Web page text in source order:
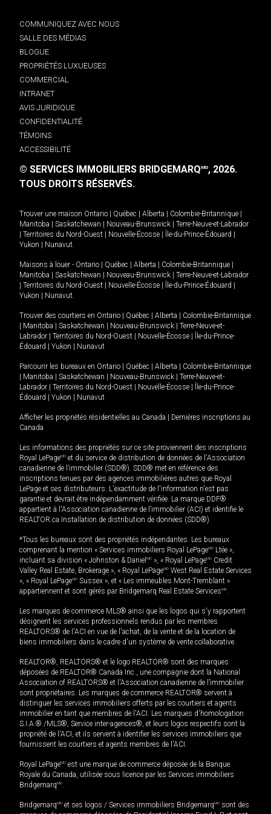
COMMUNIQUEZ AVEC NOUS
SALLE DES MÉDIAS
BLOGUE
PROPRIÉTÉS LUXUEUSES
COMMERCIAL
INTRANET
AVIS JURIDIQUE
CONFIDENTIALITÉ
TÉMOINS
ACCESSIBILITÉ
© SERVICES IMMOBILIERS BRIDGEMARQMD, 2026.
TOUS DROITS RÉSERVÉS.
Trouver une maison Ontario Québec Alberta Colombie-Britannique
Manitoba
Saskatchewan Nouveau-Brunswick
Terre-Neuve-et-Labrador
Territoires du Nord-Ouest Nouvelle-Écosse Île-du-Prince-Édouard
Yukon
Nunavut.
Maisons à louer - Ontario Québec Alberta Colombie-Britannique
Manitoba
Saskatchewan Nouveau-Brunswick
Terre-Neuve-et-Labrador
Territoires du Nord-Ouest Nouvelle-Écosse Île-du-Prince-Édouard
Yukon
Nunavut.
Trouver des courtiers en Ontario Québec Alberta
Colombie-Britannique
Manitoba Saskatchewan Nouveau-Brunswick
Terre-Neuve-et-
Labrador
Territoires du Nord-Ouest Nouvelle-Écosse
Île-du-Prince-
Édouard
Yukon Nunavut
Parcourir les bureaux en Ontario Québec Alberta
Colombie-Britannique
Manitoba Saskatchewan Nouveau-Brunswick
Terre-Neuve-et-
Labrador
Territoires du Nord-Ouest Nouvelle-Écosse
Île-du-Prince-
Édouard
Yukon Nunavut
Afficher les propriétés résidentielles au Canada
Dernières inscriptions au
Canada
Les informations des propriétés sur ce site proviennent des inscriptions
Royal LePageMD et du service de distribution de données de l'Association
canadienne de l’immobilier (SDD®). SDD® met en référence des
inscriptions tenues par des agences immobilières autres que Royal
LePage et ses distributeurs. L'exactitude de l'information n'est pas
garantie et devrait être indépendamment vérifiée. La marque DDF®
appartient à l'Association canadienne de l’immobilier (ACI) et identifie le
REALTOR.ca Installation de distribution de données (SDD®).
*Tous les bureaux sont des propriétés indépendantes. Les bureaux
comprenant la mention « Services immobiliers Royal LePageMD Ltée »,
incluant sa division « Johnston & Daniel MD », « Royal LePageMD Credit
Valley Real Estate, Brokerage », « Royal LePageMD West Real Estate Services
», « Royal LePageMD Sussex », et « Les immeubles Mont-Tremblant »
appartiennent et sont gérés par Bridgemarq Real Estate ServicesMD.
Les marques de commerce MLS® ainsi que les logos qui s'y rapportent
désignent les services professionnels rendus par les membres
REALTORS® de l'ACI en vue de l'achat, de la vente et de la location de
biens immobiliers dans le cadre d'un système de vente collaborative.
REALTOR®, REALTORS® et le logo REALTOR® sont des marques
déposées de REALTOR® Canada Inc., une compagnie dont la National
Association of REALTORS® et l'Association canadienne de l’immobilier
sont propriétaires. Les marques de commerce REALTOR® servent à
distinguer les services immobiliers offerts par les courtiers et agents
immobilier en tant que membres de l'ACI. Les marques d'homologation
S.I.A.® /MLS®, Service inter-agences®, et leurs logos respectifs sont la
propriété de l'ACI, et ils servent à identifier les services immobiliers que
fournissent les courtiers et agents membres de l'ACI.
Royal LePageMD est une marque de commerce déposée de la Banque
Royale du Canada, utilisée sous licence par les Services immobiliers
BridgemarqMD.
BridgemarqMD et ses logos / Services immobiliers BridgemarqMD sont des